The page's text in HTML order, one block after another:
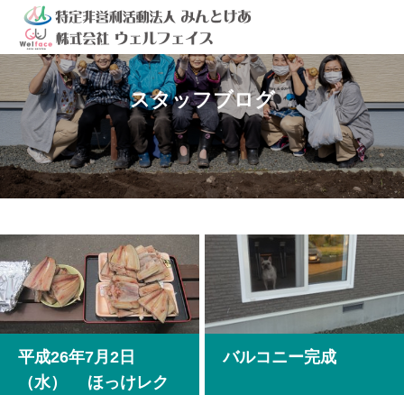
スタッフブログ
平成26年7月2日
（水） ほっけレク
バルコニー完成